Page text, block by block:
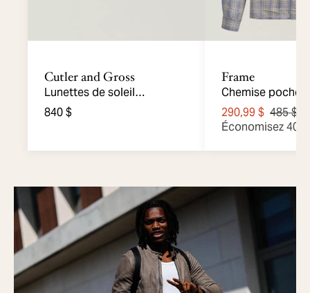
Cutler and Gross
Lunettes de soleil
rectangulaires 9495
840 $
Frame
Chemise
290,99 $ 485 $
Économisez 40